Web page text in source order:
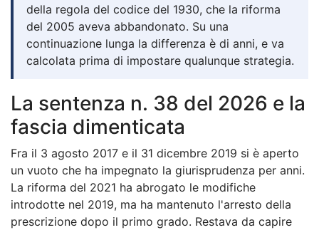
della regola del codice del 1930, che la riforma
del 2005 aveva abbandonato. Su una
continuazione lunga la differenza è di anni, e va
calcolata prima di impostare qualunque strategia.
La sentenza n. 38 del 2026 e la
fascia dimenticata
Fra il 3 agosto 2017 e il 31 dicembre 2019 si è aperto
un vuoto che ha impegnato la giurisprudenza per anni.
La riforma del 2021 ha abrogato le modifiche
introdotte nel 2019, ma ha mantenuto l'arresto della
prescrizione dopo il primo grado. Restava da capire